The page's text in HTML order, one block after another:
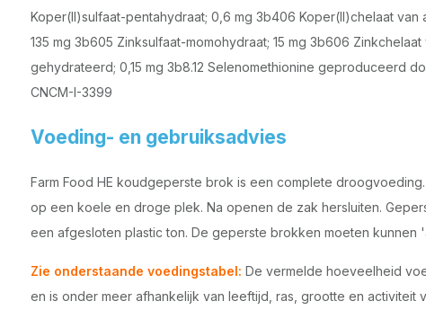
Koper(II)sulfaat-pentahydraat; 0,6 mg 3b406 Koper(II)chelaat van
135 mg 3b605 Zinksulfaat-momohydraat; 15 mg 3b606 Zinkchelaat
gehydrateerd; 0,15 mg 3b8.12 Selenomethionine geproduceerd
CNCM-I-3399
Voeding- en gebruiksadvies
Farm Food HE koudgeperste brok is een complete
op een koele en droge plek. Na openen de zak hersluiten.
een afgesloten plastic ton. De geperste brokken moeten kunnen
Zie onderstaande voedingstabel: De vermelde hoeveelheid
en is onder meer afhankelijk van leeftijd, ras, grootte en activiteit